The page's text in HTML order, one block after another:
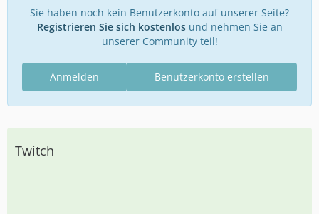
Sie haben noch kein Benutzerkonto auf unserer Seite?
Registrieren Sie sich kostenlosund nehmen Sie an
unserer Community teil!
Benutzerkonto erstellen
Anmelden
Twitch